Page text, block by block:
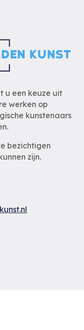
u een keuze uit
werken op
kunstenaars
bezichtigen
zijn.